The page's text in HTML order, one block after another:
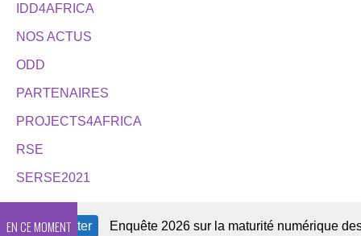
IDD4AFRICA
NOS ACTUS
ODD
PARTENAIRES
PROJECTS4AFRICA
RSE
SERSE2021
EN CE MOMENT
Newsletter Enquête 2026 sur la maturité numérique des